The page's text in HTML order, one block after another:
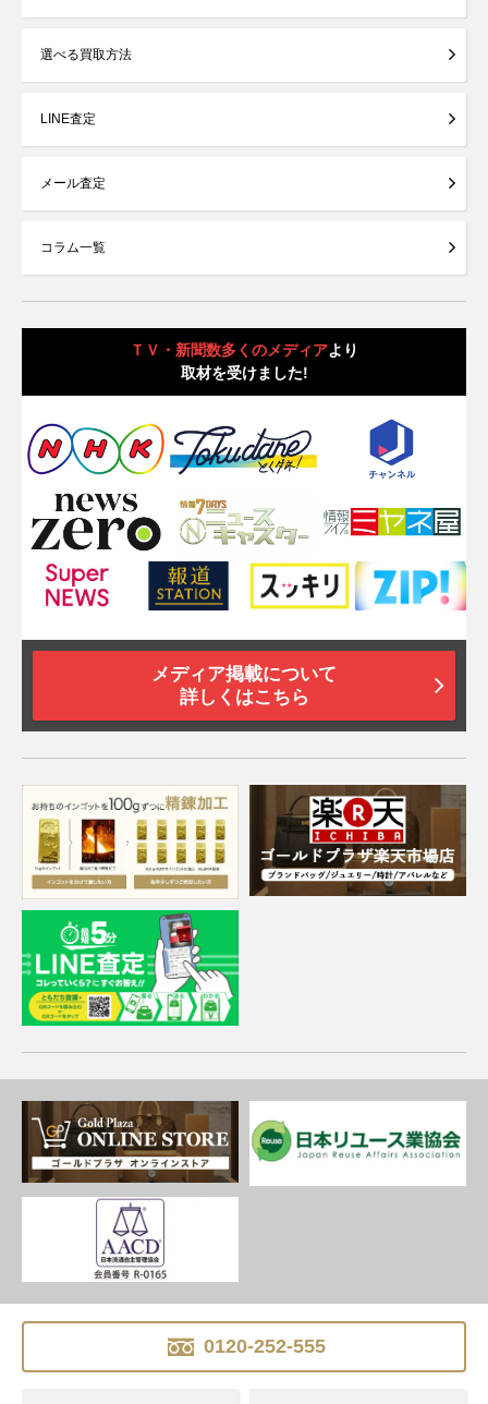
選べる買取方法
LINE査定
メール査定
コラム一覧
ＴＶ・新聞数多くのメディアより
取材を受けました!
メディア掲載について
詳しくはこちら
0120-252-555